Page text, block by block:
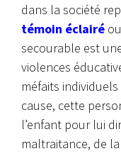
dans la société
témoin éclairé
secourable est
violences
méfaits
cause, cette
l’enfant pour lui
maltraitance, de